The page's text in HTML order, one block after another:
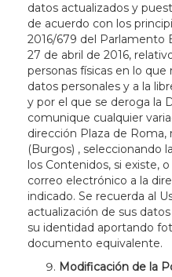
datos actualizados y
de acuerdo con los
2016/679 del Parlamento
27 de abril de 2016,
personas físicas en lo
datos personales y a la
y por el que se deroga la
comunique cualquier
dirección Plaza de Roma,
(Burgos) , seleccionando
los Contenidos, si existe,
correo electrónico a la
indicado. Se recuerda al
actualización de sus
su identidad aportando
documento equivalente.
Modificación de la